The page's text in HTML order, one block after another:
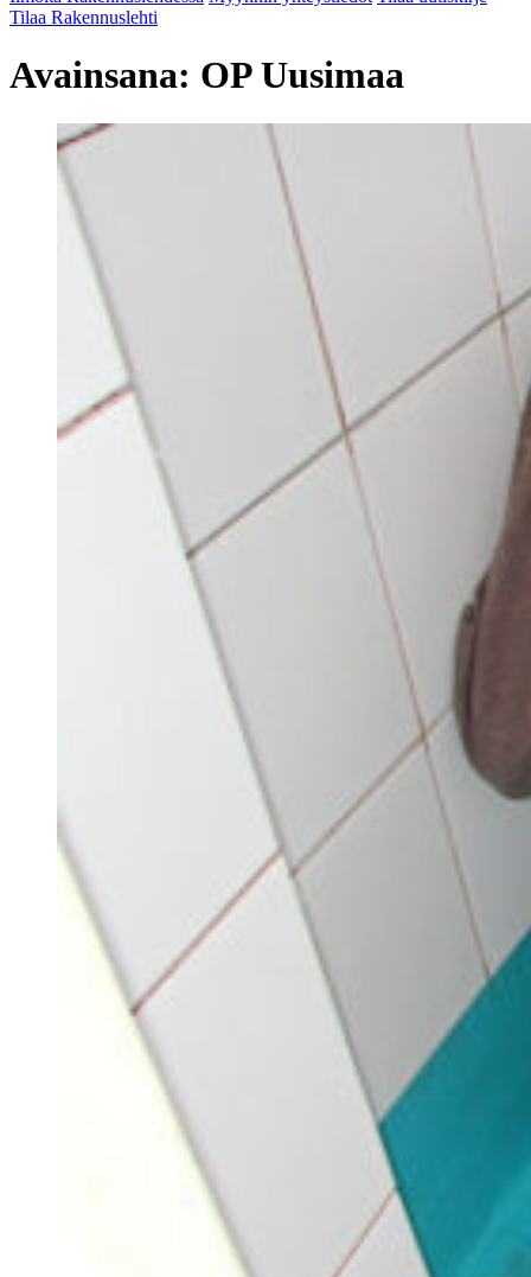
Tilaa Rakennuslehti
Avainsana: OP Uusimaa